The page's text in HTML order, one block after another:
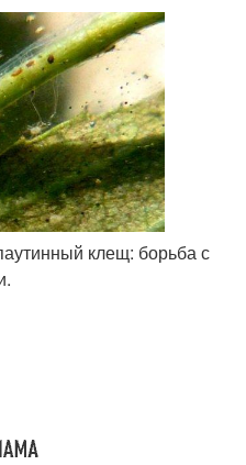
клещ: борьба с